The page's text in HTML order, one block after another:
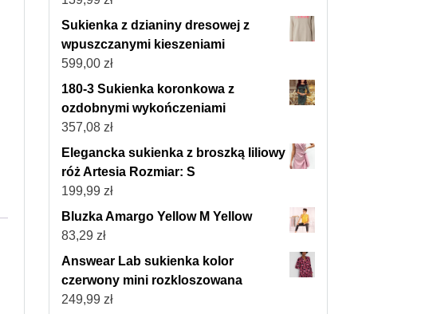
Sukienka z dzianiny dresowej z
wpuszczanymi kieszeniami
599,00 zł
180-3 Sukienka koronkowa z
ozdobnymi wykończeniami
357,08 zł
Elegancka sukienka z broszką liliowy
róż Artesia Rozmiar: S
199,99 zł
Bluzka Amargo Yellow M Yellow
83,29 zł
Answear Lab sukienka kolor
czerwony mini rozkloszowana
249,99 zł